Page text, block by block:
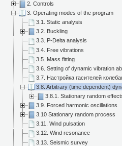
2. Controls
3. Operating modes of the program
3.1. Static analysis
3.2. Buckling
3.3. P-Delta analysis
3.4. Free vibrations
3.5. Mass fitting
3.6. Setting of dynamic vibration
3.7. Настройка гасителей
3.8. Arbitrary (time dependent)
3.8.1. Stationary random
3.9. Forced harmonic oscillations
3.10 Stationary random process
3.11. Wind pulsation
3.12. Wind resonance
3.13. Seismic survey